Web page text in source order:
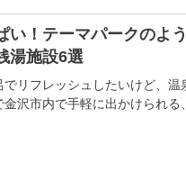
い！テーマパークのよ
湯施設6選
でリフレッシュしたいけど、温
沢市内で手軽に出かけられる